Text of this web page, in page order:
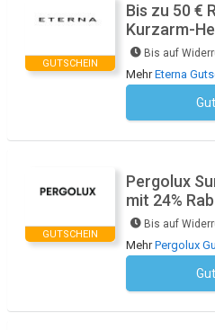
GUTSCHEIN
Bis zu 50 €
Kurzarm-
Bis auf
MehrEterna
GUTSCHEIN
Pergolux
mit 24%
Bis auf
MehrPergolux